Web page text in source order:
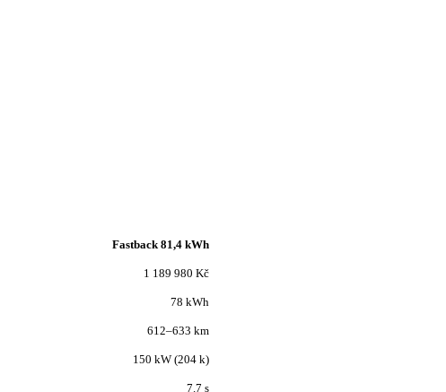
Fastback 81,4 kWh
1 189 980 Kč
78 kWh
612–633 km
150 kW (204 k)
7.7 s